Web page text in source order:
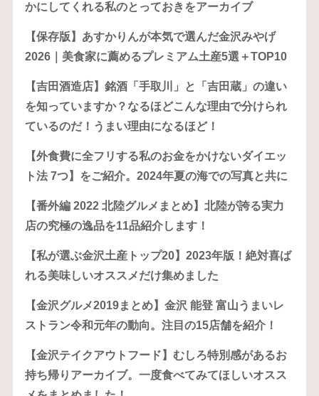
かにしてくれる私のとっておきをアーカイブ
【保存版】あすかりんが本気で選んだ金沢みやげ
2026｜美食家に薦めるプレミアム土産5選＋TOP10
【吉田酒造店】銘酒「手取川」と「吉田蔵」の違い
を知っていますか？なるほどこんな理由で分けられ
ているのだ！うまい理由になるほど！
【外食費に全フリする私のお金をかけないダイエッ
ト法 7つ】をご紹介。2024年夏の海での写真と共に
【番外編 2022 北陸グルメまとめ】北陸が誇る実力
店の究極の逸品を11品紹介します！
【私が選ぶ金沢土産トップ20】2023年版！絶対喜ば
れる美味しいオススメだけ集めました
【金沢グルメ2019まとめ】金沢 能登 富山うまいレ
ストラン令和元年の動向。注目の15店舗を紹介！
【金沢テイクアウトフード】むしろ特別感があるお
持ち帰りアーカイブ。一度食べてみてほしいオスス